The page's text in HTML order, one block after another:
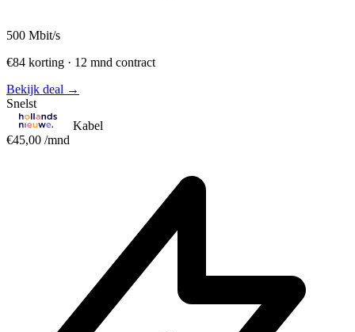
500 Mbit/s
€84 korting · 12 mnd contract
Bekijk deal →
Snelst
Kabel
€45,00 /mnd